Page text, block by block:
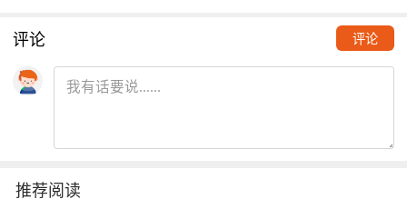
评论 评论
推荐阅读